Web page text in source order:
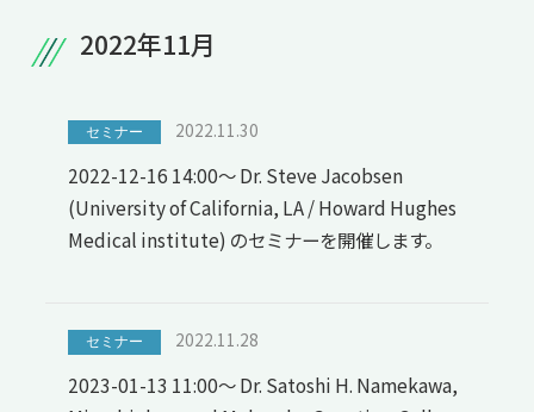
2022年11月
セミナー 2022.11.30
2022-12-16 14:00～ Dr. Steve Jacobsen
(University of California, LA / Howard Hughes
Medical institute) のセミナーを開催します。
セミナー 2022.11.28
2023-01-13 11:00～ Dr. Satoshi H. Namekawa,